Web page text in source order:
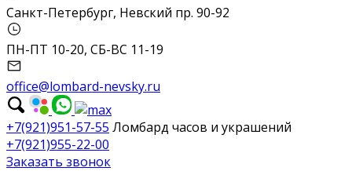
Санкт-Петербург, Невский пр. 90-92
ПН-ПТ 10-20, СБ-ВС 11-19
office@lombard-nevsky.ru
+7(921)951-57-55 Ломбард часов и украшений
+7(921)955-22-00
Заказать звонок